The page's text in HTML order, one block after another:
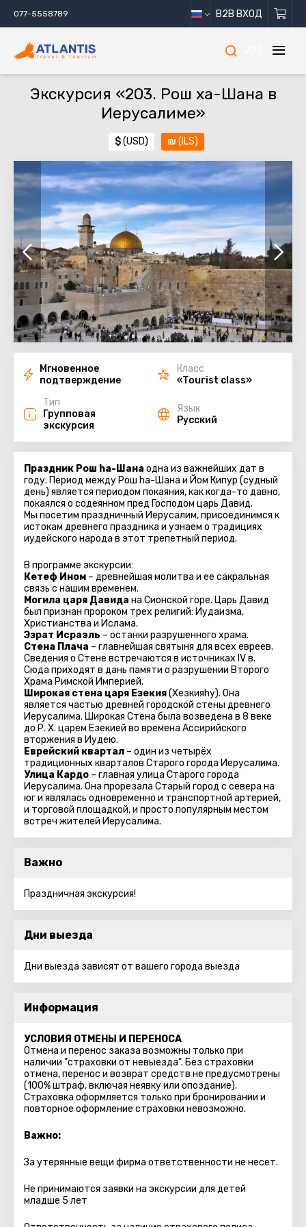
077-5558789 B2B ВХОД
Экскурсия «203. Рош ха-Шана в
Иерусалиме»
$(USD) ₪ (ILS)
Мгновенное
подтверждение
Класс
«Tourist class»
Тип
Групповая
экскурсия
Язык
Русский
Праздник Рош ha-Шана одна из важнейших дат в
году. Период между Рош ha-Шана и Йом Кипур (судный
день) является периодом покаяния, как когда-то давно,
покаялся о содеянном пред Господом царь Давид.
Мы посетим праздничный Иерусалим, присоединимся к
истокам древнего праздника и узнаем о традициях
иудейского народа в этот трепетный период.
В программе экскурсии:
Кетеф Ином – древнейшая молитва и ее сакральная
связь с нашим временем.
Могила царя Давида на Сионской горе. Царь Давид
был признан пророком трех религий: Иудаизма,
Христианства и Ислама.
Эзрат Исраэль – останки разрушенного храма.
Стена Плача – главнейшая святыня для всех евреев.
Сведения о Стене встречаются в источниках IV в.
Сюда приходят в дань памяти о разрушении Второго
Храма Римской Империей.
Широкая стена царя Езекия(Хезкияhу). Она
является частью древней городской стены древнего
Иерусалима. Широкая Стена была возведена в 8 веке
до Р. Х. царем Езекией во времена Ассирийского
вторжения в Иудею.
Еврейский квартал – один из четырёх
традиционных кварталов Старого города Иерусалима.
Улица Кардо – главная улица Старого города
Иерусалима. Она прорезала Старый город с севера на
юг и являлась одновременно и транспортной артерией,
и торговой площадкой, и просто популярным местом
встреч жителей Иерусалима.
Важно
Праздничная экскурсия!
Дни выезда
Дни выезда зависят от вашего города выезда
Информация
УСЛОВИЯ ОТМЕНЫ И ПЕРЕНОСА
Отмена и перенос заказа возможны только при
наличии "страховки от невыезда". Без страховки
отмена, перенос и возврат средств не предусмотрены
(100% штраф, включая неявку или опоздание).
Страховка оформляется только при бронировании и
повторное оформление страховки невозможно.
Важно:
За утерянные вещи фирма ответственности не несет.
Не принимаются заявки на экскурсии для детей
младше 5 лет